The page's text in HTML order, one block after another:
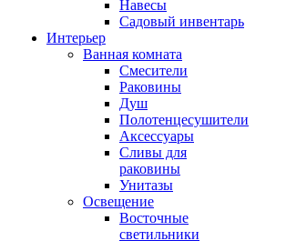
Навесы
Садовый инвентарь
Интерьер
Ванная комната
Смесители
Раковины
Душ
Полотенцесушители
Аксессуары
Сливы для
раковины
Унитазы
Освещение
Восточные
светильники